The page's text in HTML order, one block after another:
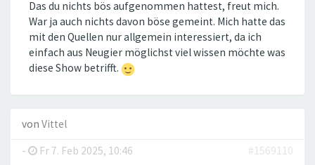
Das du nichts bös aufgenommen hattest, freut mich.
War ja auch nichts davon böse gemeint. Mich hatte das
mit den Quellen nur allgemein interessiert, da ich
einfach aus Neugier möglichst viel wissen möchte was
diese Show betrifft.
von Vittel
-
Fr 7. Feb 2025, 10:46 #1569110